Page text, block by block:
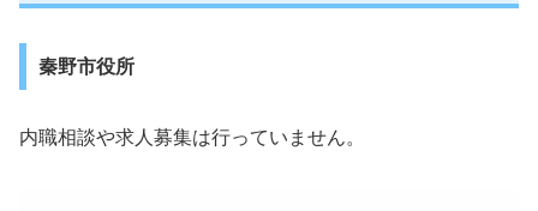
秦野市役所
内職相談や求人募集は行っていません。